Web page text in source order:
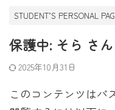
STUDENT’S PERSONAL
保護中: そら さん
2025年10月31日
このコンテンツはパ